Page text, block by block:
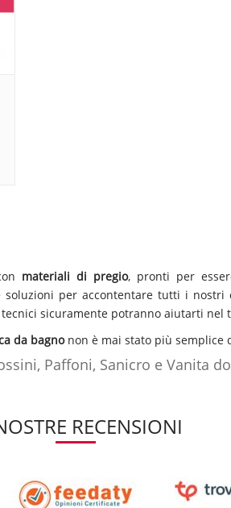
materiali di pregio, pronti per
soluzioni per accontentare tutti i
sicuramente potranno aiutarti nel
da bagnonon è mai stato più semplice
Paffoni, Sanicro e Vanita
sono disponibili diversipannelli doccia
per riprodurre musica rilassante.
vuoi cambiare look alla
RECENSIONI